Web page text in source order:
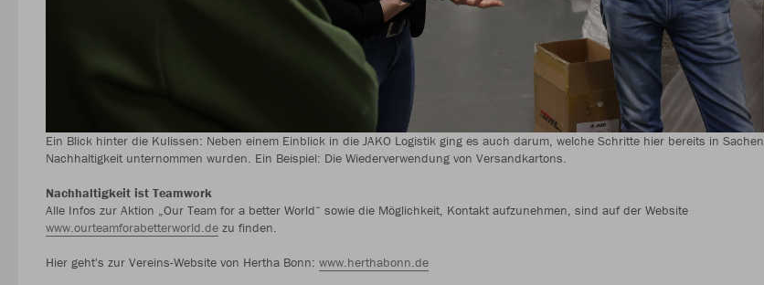
Ein Blick hinter die Kulissen: Neben einem Einblick in die JAKO Logistik ging es auch darum, welche Schritte hier bereits in Sachen
Nachhaltigkeit unternommen wurden. Ein Beispiel: Die Wiederverwendung von Versandkartons.
Nachhaltigkeit ist Teamwork
Alle Infos zur Aktion „Our Team for a better World“ sowie die Möglichkeit, Kontakt aufzunehmen, sind auf der Website
www.ourteamforabetterworld.de zu finden.
Hier geht's zur Vereins-Website von Hertha Bonn: www.herthabonn.de